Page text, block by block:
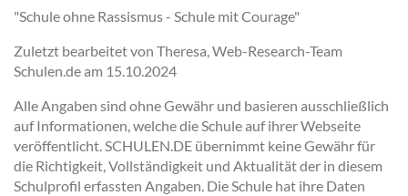
"Schule ohne Rassismus - Schule mit Courage"
Zuletzt bearbeitet von Theresa, Web-Research-Team
Schulen.de am 15.10.2024
Alle Angaben sind ohne Gewähr und basieren ausschließlich
auf Informationen, welche die Schule auf ihrer Webseite
veröffentlicht. SCHULEN.DE übernimmt keine Gewähr für
die Richtigkeit, Vollständigkeit und Aktualität der in diesem
Schulprofil erfassten Angaben. Die Schule hat ihre Daten